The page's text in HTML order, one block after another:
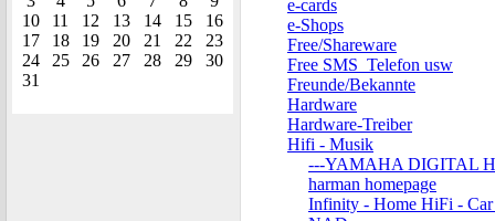
10
11 12 13 14 15
16
17
18 19 20 21 22
23
24
25 26 27 28 29
30
31
e-cards
e-Shops
Free/Shareware
Free SMS_Telefon usw
Freunde/Bekannte
Hardware
Hardware-Treiber
Hifi - Musik
---YAMAHA DIGITAL
harman homepage
Infinity - Home HiFi -